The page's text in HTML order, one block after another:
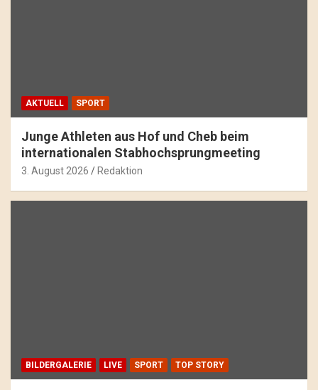
AKTUELL SPORT
Junge Athleten aus Hof und Cheb beim
internationalen Stabhochsprungmeeting
3. August 2026 Redaktion
BILDERGALERIE LIVE SPORT TOP STORY